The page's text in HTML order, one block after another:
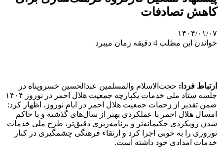
کاهش تصادفات
۱۴۰۴/۰۱/۰۷
خواندن این مطلب 4 دقیقه زمان میبرد
ارتباط فردا: حجت‌الاسلام والمسلمین عبدالحسین خسروپناه در
جلسه ستاد ملی خدمات یکپارچه جمعیت هلال احمر در نوروز ۱۴۰۴
ضمن تقدیر از زحمات جمعیت هلال احمر در ایام نوروز، اظهار کرد:
امسال هلال احمر با عملکردی بهتر از سال‌های گذشته و با حاکم
شدن رویکردی حکیمانه‌تر و برنامه‌ریزی دقیق‌تر، طرح ملی خدمات
نوروزی را به خوبی اجرا کرد و ارتقاء فرهنگی چشمگیری در کنار
خدمات امدادی خود داشته است.